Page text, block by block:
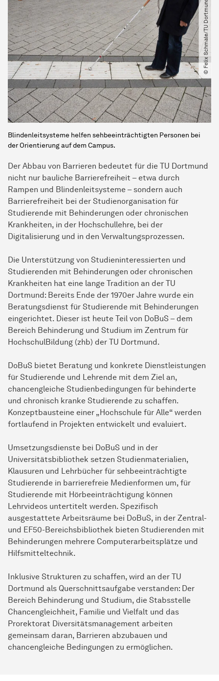
Der Abbau von Barrieren bedeutet für die TU Dortmund
nicht nur bauliche Barrierefreiheit – etwa durch
Rampen und Blindenleitsysteme – sondern auch
Barrierefreiheit bei der Studienorganisation für
Studierende mit Behinderungen oder chronischen
Krankheiten, in der Hochschullehre, bei der
Digitalisierung und in den Verwaltungsprozessen.
Die Unterstützung von Studieninteressierten und
Studierenden mit Behinderungen oder chronischen
Krankheiten hat eine lange Tradition an der TU
Dortmund: Bereits Ende der 1970er Jahre wurde ein
Beratungsdienst für Studierende mit Behinderungen
eingerichtet. Dieser ist heute Teil von DoBuS – dem
Bereich Behinderung und Studium im Zentrum für
HochschulBildung (zhb) der TU Dortmund.
© Felix Schmale​/​TU Dortmund
Blindenleitsysteme helfen sehbeeinträchtigten Personen bei
der Orientierung auf dem Campus.
DoBuS bietet Beratung und konkrete Dienstleistungen
für Studierende und Lehrende mit dem Ziel an,
chancengleiche Studienbedingungen für behinderte
und chronisch kranke Studierende zu schaffen.
Konzeptbausteine einer „Hochschule für Alle“ werden
fortlaufend in Projekten entwickelt und evaluiert.
Umsetzungsdienste bei DoBuS und in der
Universitätsbibliothek setzen Studienmaterialien,
Klausuren und Lehrbücher für sehbeeinträchtigte
Studierende in barrierefreie Medienformen um, für
Studierende mit Hörbeeinträchtigung können
Lehrvideos untertitelt werden. Spezifisch
ausgestattete Arbeitsräume bei DoBuS, in der Zentral-
und EF50-Bereichsbibliothek bieten Studierenden mit
Behinderungen mehrere Computerarbeitsplätze und
Hilfsmitteltechnik.
Inklusive Strukturen zu schaffen, wird an der TU
Dortmund als Querschnittsaufgabe verstanden: Der
Bereich Behinderung und Studium, die Stabsstelle
Chancengleichheit, Familie und Vielfalt und das
Prorektorat Diversitätsmanagement arbeiten
gemeinsam daran, Barrieren abzubauen und
chancengleiche Bedingungen zu ermöglichen.